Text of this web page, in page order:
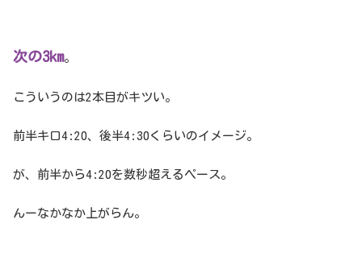
次の3km。
こういうのは2本目がキツい。
前半キロ4:20、後半4:30くらいのイメージ。
が、前半から4:20を数秒超えるペース。
んーなかなか上がらん。